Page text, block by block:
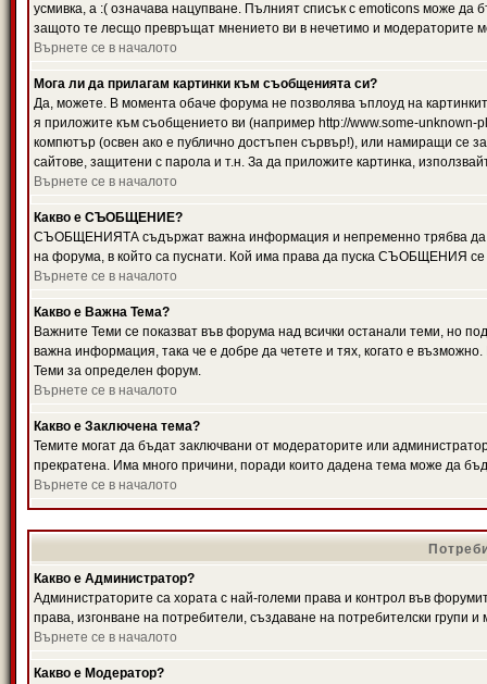
усмивка, а :( означава нацупване. Пълният списък с emoticons може да
защото те лесщо превръщат мнението ви в нечетимо и модераторите
Върнете се в началото
Мога ли да прилагам картинки към съобщенията си?
Да, можете. В момента обаче форума не позволява ъплоуд на
я приложите към съобщението ви (например http://www.some-
компютър (освен ако е публично достъпен сървър!), или намиращи се
сайтове, защитени с парола и т.н. За да приложите картинка,
Върнете се в началото
Какво е СЪОБЩЕНИЕ?
СЪОБЩЕНИЯТА съдържат важна информация и непременно трябва да
на форума, в който са пуснати. Кой има права да пуска СЪОБЩЕНИЯ се
Върнете се в началото
Какво е Важна Тема?
Важните Теми се показват във форума над всички останали теми,
важна информация, така че е добре да четете и тях, когато е
Теми за определен форум.
Върнете се в началото
Какво е Заключена тема?
Темите могат да бъдат заключвани от модераторите или
прекратена. Има много причини, поради които дадена тема може да
Върнете се в началото
Какво е Администратор?
Администраторите са хората с най-големи права и контрол във
права, изгонване на потребители, създаване на потребителски групи
Върнете се в началото
Какво е Модератор?